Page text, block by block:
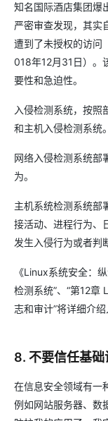
知名国际酒店集团爆
严密审查发现，其实
遭到了未授权的访问
018年12月31日）。
要性和急迫性。
入侵检测系统，按照
和主机入侵检测系统。
网络入侵检测系统部
为。
主机系统检测系统部
接活动、进程行为、
发生入侵行为或者判
《Linux系统安全：
检测系统”、“第12章
志和审计”将详细介
8. 不要信任基础
在信息安全领域有一
例如网站服务器、数